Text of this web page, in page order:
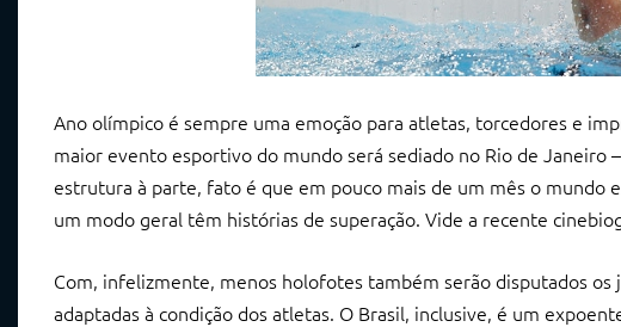
Ano olímpico é sempre uma emoção para atletas, torcedores e
maior evento esportivo do mundo será sediado no Rio de Janeiro
estrutura à parte, fato é que em pouco mais de um mês o mundo
um modo geral têm histórias de superação. Vide a recente
Com, infelizmente, menos holofotes também serão disputados
adaptadas à condição dos atletas. O Brasil, inclusive, é um